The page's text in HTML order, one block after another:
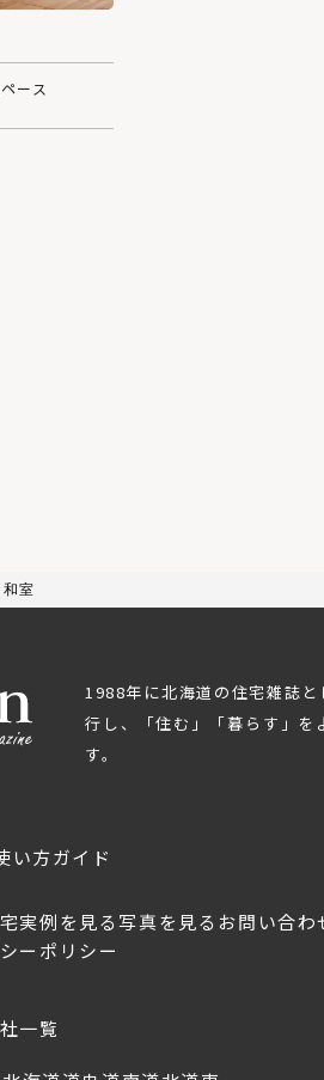
ース
和室
1988年に北海道の住宅雑誌
行し、「住む」「暮らす」を
す。
い方ガイド
実例を見る写真を見る お問い合わ
ーポリシー
一覧